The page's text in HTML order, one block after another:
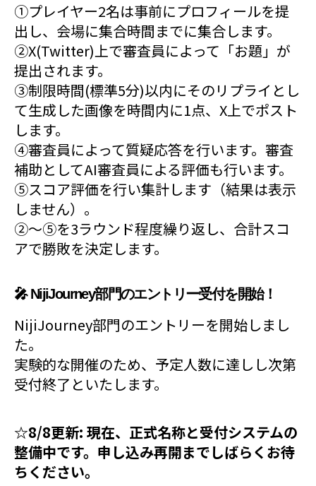
①プレイヤー2名は事前にプロフィールを提
出し、会場に集合時間までに集合します。
②X(Twitter)上で審査員によって「お題」が
提出されます。
③制限時間(標準5分)以内にそのリプライとし
て生成した画像を時間内に1点、X上でポスト
します。
④審査員によって質疑応答を行います。審査
補助としてAI審査員による評価も行います。
⑤スコア評価を行い集計します（結果は表示
しません）。
②〜⑤を3ラウンド程度繰り返し、合計スコ
アで勝敗を決定します。
🎤 NijiJourney部門のエントリー受付を開始！
NijiJourney部門のエントリーを開始しまし
た。
実験的な開催のため、予定人数に達しし次第
受付終了といたします。
☆8/8更新: 現在、正式名称と受付システムの
整備中です。申し込み再開までしばらくお待
ちください。